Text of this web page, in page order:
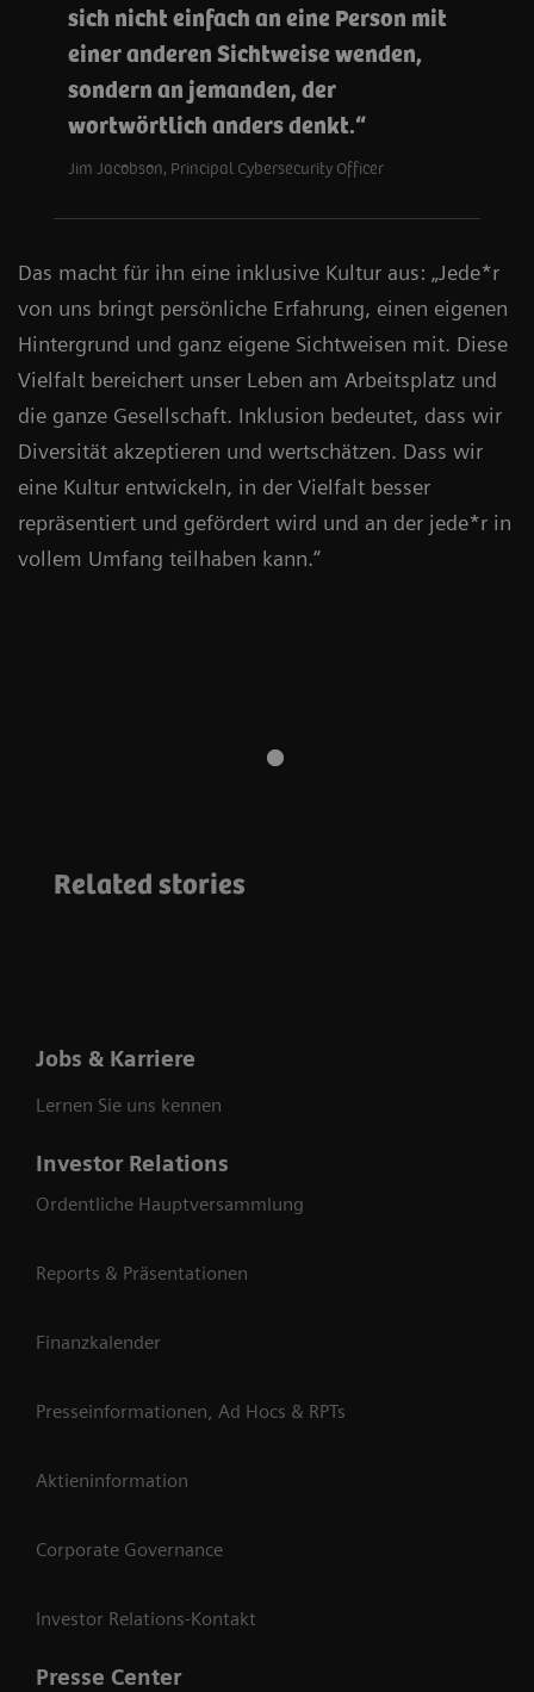
sich nicht einfach an eine Person mit
einer anderen Sichtweise wenden,
sondern an jemanden, der
wortwörtlich anders denkt.
Jim Jacobson, Principal Cybersecurity Officer
Das macht für ihn eine inklusive Kultur aus: „Jede*r
von uns bringt persönliche Erfahrung, einen eigenen
Hintergrund und ganz eigene Sichtweisen mit. Diese
Vielfalt bereichert unser Leben am Arbeitsplatz und
die ganze Gesellschaft. Inklusion bedeutet, dass wir
Diversität akzeptieren und wertschätzen. Dass wir
eine Kultur entwickeln, in der Vielfalt besser
repräsentiert und gefördert wird und an der jede*r in
vollem Umfang teilhaben kann.“
Related stories
Zugehörigkeit
Jobs & Karriere
Lernen Sie uns kennen
Investor Relations
Ordentliche Hauptversammlung
Reports & Präsentationen
Finanzkalender
Presseinformationen, Ad Hocs & RPTs
Aktieninformation
Corporate Governance
Investor Relations-Kontakt
Presse Center